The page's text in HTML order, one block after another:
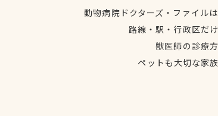
動物病院ドクターズ・ファイル
路線・駅・行政区だ
獣医師の診療
ペットも大切な家